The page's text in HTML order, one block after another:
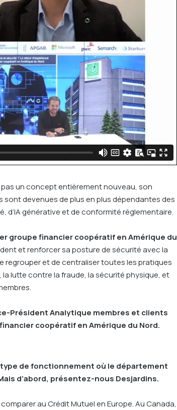
un concept entièrement nouveau, son
devenues de plus en plus dépendantes des
générative et de conformité réglementaire.
groupe financier coopératif en Amérique du
et renforcer sa posture de sécurité avec la
regrouper et de centraliser toutes les pratiques
lutte contre la fraude, la sécurité physique, et
Président Analytique membres et clients
coopératif en Amérique du Nord.
type de fonctionnement où le département
d’abord, présentez-nous Desjardins.
au Crédit Mutuel en Europe. Au Canada,